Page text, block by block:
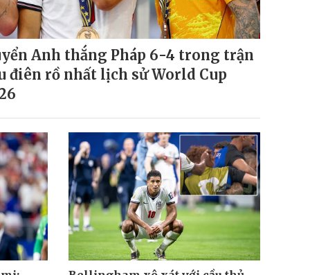
Anh thắng Pháp 6-4 trong trận
điên rồ nhất lịch sử World Cup